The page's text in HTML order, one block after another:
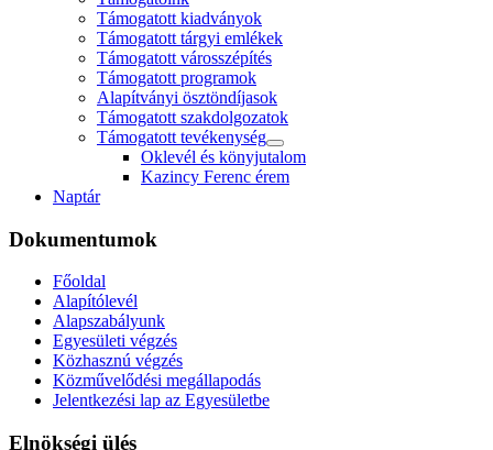
Támogatott kiadványok
Támogatott tárgyi emlékek
Támogatott városszépítés
Támogatott programok
Alapítványi ösztöndíjasok
Támogatott szakdolgozatok
Támogatott tevékenység
Oklevél és könyjutalom
Kazincy Ferenc érem
Naptár
Dokumentumok
Főoldal
Alapítólevél
Alapszabályunk
Egyesületi végzés
Közhasznú végzés
Közművelődési megállapodás
Jelentkezési lap az Egyesületbe
Elnökségi ülés